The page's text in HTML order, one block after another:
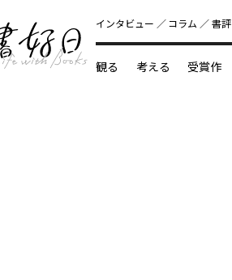
インタビュー コラム 書評
観る 考える 受賞作